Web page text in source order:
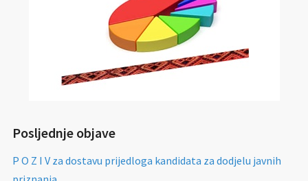
Posljednje objave
P O Z I V za dostavu prijedloga kandidata za dodjelu javnih